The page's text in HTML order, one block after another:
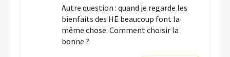
Autre question : quand je regarde les
bienfaits des HE beaucoup font la
même chose. Comment choisir la
bonne ?